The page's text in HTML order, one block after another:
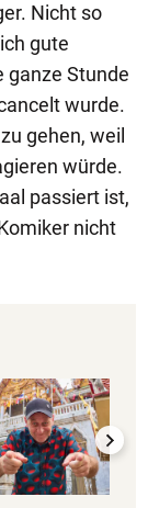
Nicht so
gute
ganze Stunde
wurde.
gehen, weil
würde.
passiert ist,
nicht